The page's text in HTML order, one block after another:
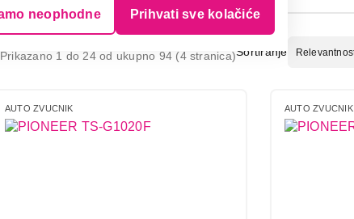
neophodne Prihvati sve kolačiće
Sortiranje
Prikazano 1 do 24 od ukupno 94 (4 stranica)
AUTO ZVUCNIK AUTO ZVUCNIK